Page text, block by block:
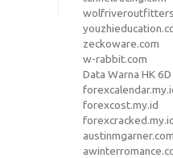
zeckoware.com
w-rabbit.com
Data Warna HK 6D
forexcost.my.id
austinmgarner.com